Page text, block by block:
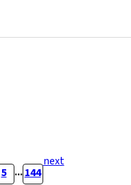
next
5 ... 144